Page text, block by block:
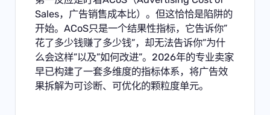
Sales，广告销售成本比）。但这恰恰是陷阱的
开始。ACoS只是一个结果性指标，它告诉你”
花了多少钱赚了多少钱”，却无法告诉你”为什
么会这样”以及”如何改进”。2026年的专业卖家
早已构建了一套多维度的指标体系，将广告效
果拆解为可诊断、可优化的颗粒度单元。